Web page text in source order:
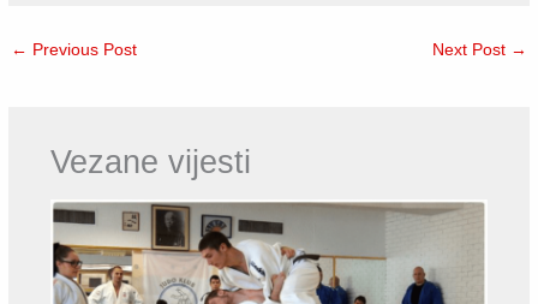
← Previous Post Next Post →
Vezane vijesti